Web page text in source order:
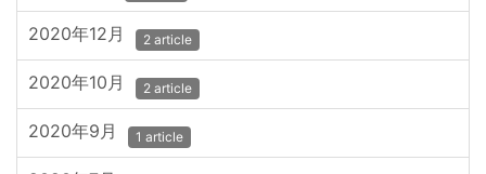
2020年12月 2 article
2020年10月 2 article
2020年9月 1 article